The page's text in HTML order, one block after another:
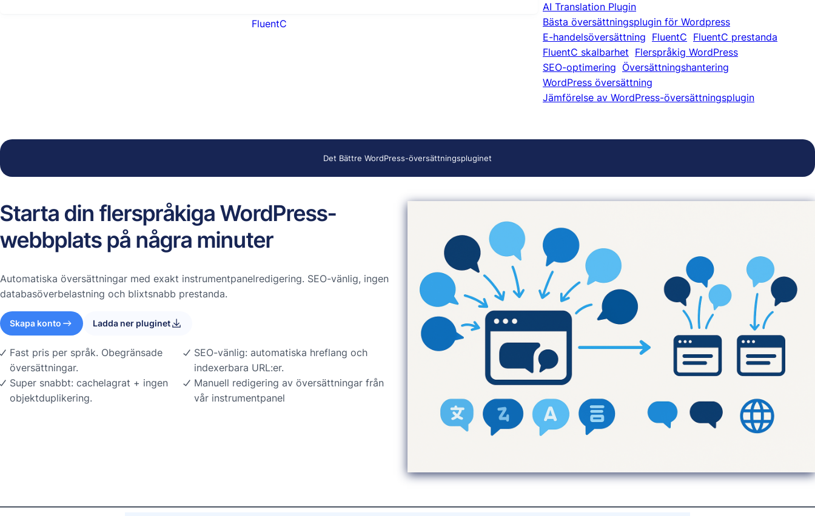
FluentC
AI Translation Plugin
Bästa översättningsplugin för Wordpress
E-handelsöversättning FluentC FluentC prestanda
FluentC skalbarhet Flerspråkig WordPress
SEO-optimering Översättningshantering
WordPress översättning
Jämförelse av WordPress-översättningsplugin
Det Bättre WordPress-översättningspluginet
Starta din flerspråkiga WordPress-
webbplats på några minuter
Automatiska översättningar med exakt instrumentpanelredigering. SEO-vänlig, ingen
databasöverbelastning och blixtsnabb prestanda.
Skapa konto Ladda ner pluginet
Fast pris per språk. Obegränsade
översättningar.
Super snabbt: cachelagrat + ingen
objektduplikering.
SEO-vänlig: automatiska hreflang och
indexerbara URL:er.
Manuell redigering av översättningar från
vår instrumentpanel